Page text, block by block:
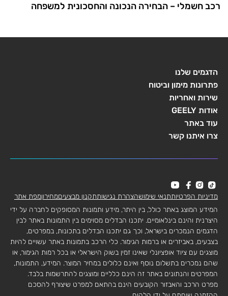
רכב חשמלי – הבחירה הנכונה והחסכונית למשפחה
הדגמים שלנו
פתרונות מימון וביטוח
שירות ואחריות
אודות GEELY
עוד באתר
צרו איתנו קשר
מדיניות הפרטיותתנאי שימושהצהרת נגישותתקנון מבצעיםמחירוןמפת אתר
המידע המוצג באתר כולל, בין היתר, מידע ותמונות המסופקים לחברה על ידי
היצרנית והינם בינלאומיים. יתכנו הבדלים מסוימים בין התמונות באתר לבין
הדגמים הנמכרים בישראל, וכך גם יתכנו הבדלים בתכונות, במפרטים,
בצבעים, באביזרים או ברמות הגימור. כלי הרכב בתמונות באתר עשויים להיות
מוצגים עם ציוד אופציונלי שאינו זמין בשוק הישראלי או בכל רמות הגימור, או
שהם נמכרים בתשלום נוסף ואינם כלולים במחיר המוצר. המידע, התמונות,
המפרטים והנתונים באתר זה הינם כלליים ומוצגים להתרשמות בלבד.
מפרט הרכב והאבזור הקובעים הינם בהתאם למפרט שיצורף להסכם